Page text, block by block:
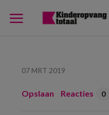
07 MRT 2019
Opslaan Reacties 0